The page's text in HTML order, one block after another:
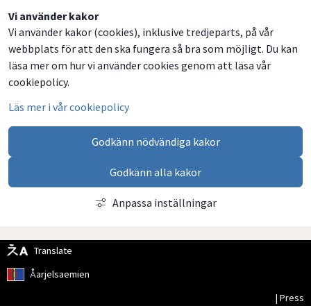
Vi använder kakor
Vi använder kakor (cookies), inklusive tredjeparts, på vår
webbplats för att den ska fungera så bra som möjligt. Du kan
läsa mer om hur vi använder cookies genom att läsa vår
cookiepolicy.
Läs mer i vår cookiepolicy
Godkänn nödvändiga kakor
Godkänn alla kakor
Anpassa inställningar
Translate
Åarjelsaemien
| Press
Dela
på
Facebook
Dela
på
Twitter
Dela
på
LinkedIn
Dela
via
email